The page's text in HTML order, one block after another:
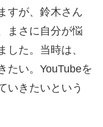
すが、鈴木さん
まさに自分が悩
した。当時は、
たい。YouTubeを
いきたいという